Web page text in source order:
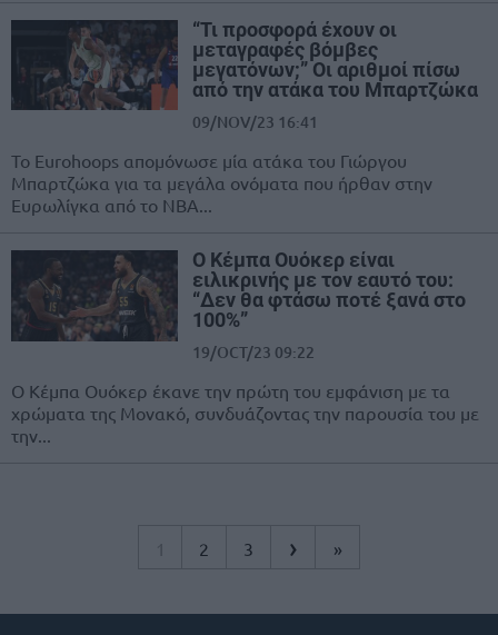
“Τι προσφορά έχουν οι
μεταγραφές βόμβες
μεγατόνων;” Οι αριθμοί πίσω
από την ατάκα του Μπαρτζώκα
09/NOV/23 16:41
Το Eurohoops απομόνωσε μία ατάκα του Γιώργου
Μπαρτζώκα για τα μεγάλα ονόματα που ήρθαν στην
Ευρωλίγκα από το ΝΒΑ...
Ο Κέμπα Ουόκερ είναι
ειλικρινής με τον εαυτό του:
“Δεν θα φτάσω ποτέ ξανά στο
100%”
19/OCT/23 09:22
Ο Κέμπα Ουόκερ έκανε την πρώτη του εμφάνιση με τα
χρώματα της Μονακό, συνδυάζοντας την παρουσία του με
την...
1 2 3 › »